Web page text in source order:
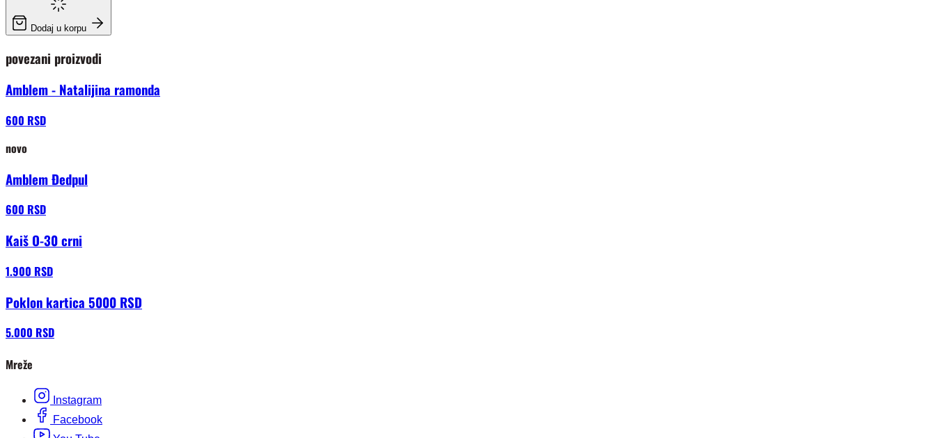
Dodaj u korpu
povezani proizvodi
Amblem - Natalijina ramonda
600 RSD
novo
Amblem Đedpul
600 RSD
Kaiš O-30 crni
1.900 RSD
Poklon kartica 5000 RSD
5.000 RSD
Mreže
Instagram
Facebook